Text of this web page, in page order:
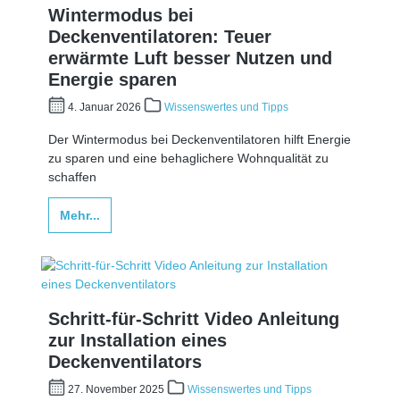
Wintermodus bei
Deckenventilatoren: Teuer
erwärmte Luft besser Nutzen und
Energie sparen
4. Januar 2026 Wissenswertes und Tipps
Der Wintermodus bei Deckenventilatoren hilft Energie
zu sparen und eine behaglichere Wohnqualität zu
schaffen
Mehr...
Schritt-für-Schritt Video Anleitung
zur Installation eines
Deckenventilators
27. November 2025 Wissenswertes und Tipps